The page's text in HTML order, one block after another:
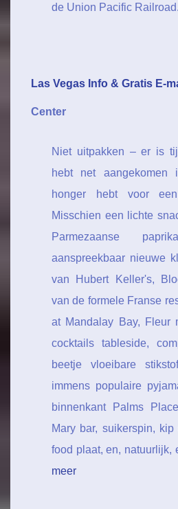
de Union Pacific Railroad.
Las Vegas Info & Gratis E-
Center
Niet uitpakken – er is
hebt net
honger hebt voor
Misschien een lichte
Parmezaanse
aanspreekbaar nieuwe
van Hubert Keller's,
van de formele Franse
at Mandalay Bay, Fleur
cocktails tableside,
beetje vloeibare
immens populaire
binnenkant Palms
Mary bar, suikerspin,
food plaat, en,
meer